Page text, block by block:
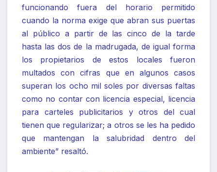
funcionando fuera del horario permitido
cuando la norma exige que abran sus puertas
al público a partir de las cinco de la tarde
hasta las dos de la madrugada, de igual forma
los propietarios de estos locales fueron
multados con cifras que en algunos casos
superan los ocho mil soles por diversas faltas
como no contar con licencia especial, licencia
para carteles publicitarios y otros del cual
tienen que regularizar; a otros se les ha pedido
que mantengan la salubridad dentro del
ambiente” resaltó.